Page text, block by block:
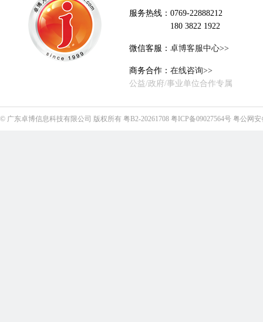
服务热线：0769-22888212
180 3822 1922
微信客服： 卓博客服中心>>
商务合作： 在线咨询>>
公益/政府/事业单位合作专属
© 广东卓博信息科技有限公司 版权所有 粤B2-20261708 粤ICP备09027564号 粤公网安